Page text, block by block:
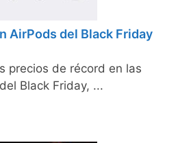
AirPods del Black Friday
precios de récord en las
Black Friday, ...